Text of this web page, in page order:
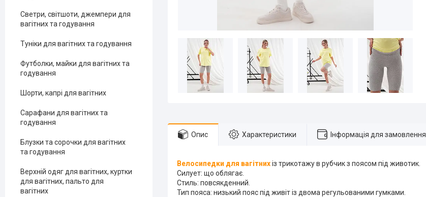
Опис Характеристики Інформація для замовлення
Велосипедки для вагітних​​​​із трикотажу в рубчик з поясом під животик.
Силует: що облягає.
Стиль: повсякденний.
Тип пояса: низький пояс під живіт із двома регульованими гумками.
Светри, світшоти, джемпери для
вагітних та годування
Туніки для вагітних та годування
Футболки, майки для вагітних та
годування
Шорти, капрі для вагітних
Сарафани для вагітних та
годування
Блузки та сорочки для вагітних
та годування
Верхній одяг для вагітних, куртки
для вагітних, пальто для
вагітних